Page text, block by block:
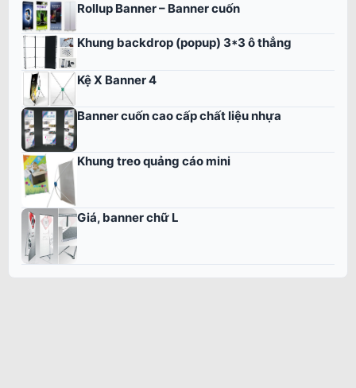
Rollup Banner – Banner cuốn
Khung backdrop (popup) 3*3 ô thẳng
Kệ X Banner 4
Banner cuốn cao cấp chất liệu nhựa
Khung treo quảng cáo mini
Giá, banner chữ L